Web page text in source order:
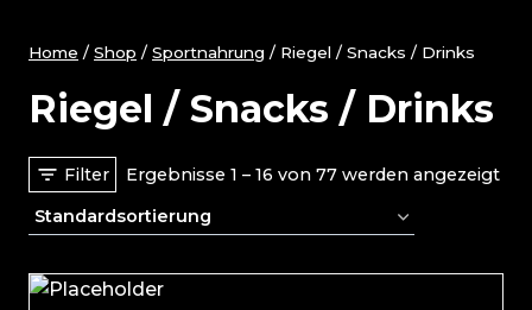
Home / Shop / Sportnahrung / Riegel / Snacks / Drinks
Riegel / Snacks / Drinks
Filter Ergebnisse 1 – 16 von 77 werden angezeigt